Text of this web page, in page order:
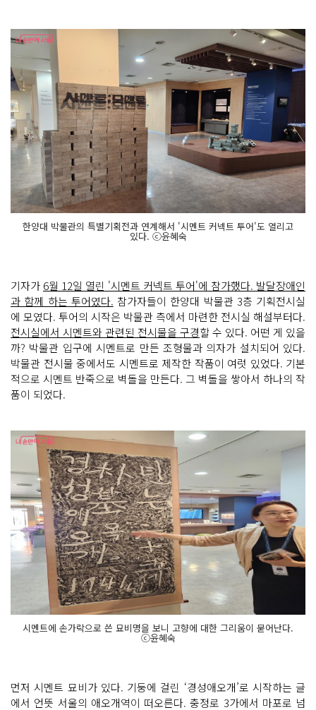
한양대 박물관의 특별기획전과 연계해서 '시멘트 커넥트 투어'도 열리고
있다. ⓒ윤혜숙
기자가 6월 12일 열린 '시멘트 커넥트 투어'에 참가했다. 발달장애인
과 함께 하는 투어였다. 참가자들이 한양대 박물관 3층 기획전시실
에 모였다. 투어의 시작은 박물관 측에서 마련한 전시실 해설부터다.
전시실에서 시멘트와 관련된 전시물을 구경할 수 있다. 어떤 게 있을
까? 박물관 입구에 시멘트로 만든 조형물과 의자가 설치되어 있다.
박물관 전시물 중에서도 시멘트로 제작한 작품이 여럿 있었다. 기본
적으로 시멘트 반죽으로 벽돌을 만든다. 그 벽돌을 쌓아서 하나의 작
품이 되었다.
시멘트에 손가락으로 쓴 묘비명을 보니 고향에 대한 그리움이 묻어난다.
ⓒ윤혜숙
먼저 시멘트 묘비가 있다. 기둥에 걸린 ‘경성애오개’로 시작하는 글
에서 언뜻 서울의 애오개역이 떠오른다. 충정로 3가에서 마포로 넘